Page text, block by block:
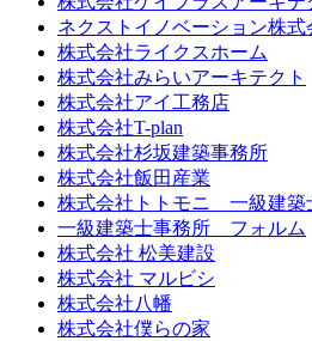
ネクストイノベーション株式
株式会社ライクスホーム
株式会社みらいアーキテクト
株式会社アイ工務店
株式会社T-plan
株式会社杉坂建築事務所
株式会社飯田産業
株式会社トトモニ 一級建築
一級建築士事務所 フォルム
株式会社 松美建設
株式会社 マルビシ
株式会社八幡
株式会社僕らの家